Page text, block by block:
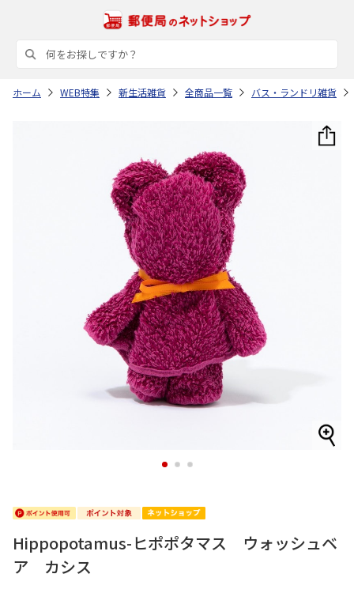
ホーム WEB特集 新生活雑貨 全商品一覧 バス・ランドリ雑貨
1 2 3
Hippopotamus-ヒポポタマス ウォッシュベ
ア カシス